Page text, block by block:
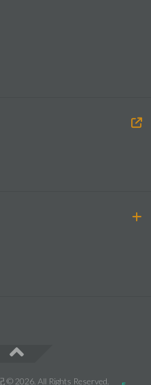
© 2026. All Rights Reserved.